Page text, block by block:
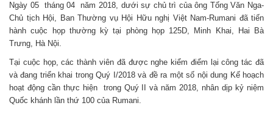
Ngày 05 tháng 04 năm 2018, dưới sự chủ trì của ông Tống Văn Nga-
Chủ tịch Hội, Ban Thường vụ Hội Hữu nghị Việt Nam-Rumani đã tiến
hành cuộc họp thường kỳ tại phòng họp 125D, Minh Khai, Hai Bà
Trưng, Hà Nội.
Tại cuộc họp, các thành viên đã được nghe kiểm điểm lại công tác đã
và đang triển khai trong Quý I/2018 và đề ra một số nội dung Kế hoạch
hoạt động cần thực hiện trong Quý II và năm 2018, nhân dịp kỷ niệm
Quốc khánh lần thứ 100 của Rumani.